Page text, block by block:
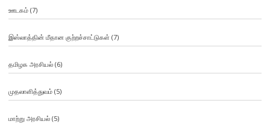
ஊடகம்(7)
இஸ்லாத்தின் மீதான குற்றச்சாட்டுகள் (7)
தமிழக அரசியல்(6)
முதலாளித்துவம்(5)
மாற்று அரசியல்(5)